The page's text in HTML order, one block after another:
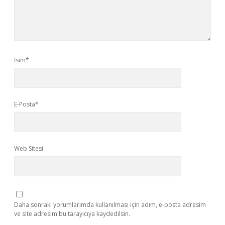
İsim*
E-Posta*
Web Sitesi
Daha sonraki yorumlarımda kullanılması için adım, e-posta adresim
ve site adresim bu tarayıcıya kaydedilsin.